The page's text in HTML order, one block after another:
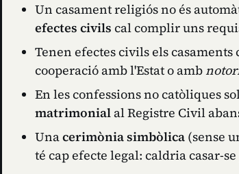
Un casament religiós no és
efectes civils cal complir uns
Tenen efectes civils els
cooperació amb l'Estat o amb
En les confessions no catòliques
matrimonial al Registre Civil
Unacerimònia simbòlica (sense
té cap efecte legal: caldria casar-